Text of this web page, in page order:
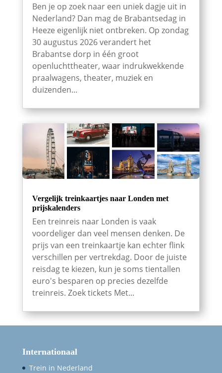
Ben je op zoek naar een uniek dagje uit in
Nederland? Dan mag de Brabantsedag in
Heeze eigenlijk niet ontbreken. Op zondag
30 augustus 2026 verandert het
Brabantse dorp in één groot
openluchttheater, waar indrukwekkende
praalwagens, theater, muziek en
duizenden...
Vergelijk treinkaartjes naar Londen met
prijskalenders
Een treinreis naar Londen is vaak
voordeliger dan veel mensen denken. De
prijs van een treinkaartje kan echter flink
verschillen per vertrekdag. Door de juiste
reisdag te kiezen, kun je soms tientallen
euro's besparen op precies dezelfde
treinreis. Zoek tickets Met...
Internationaal
Trein in Nederland